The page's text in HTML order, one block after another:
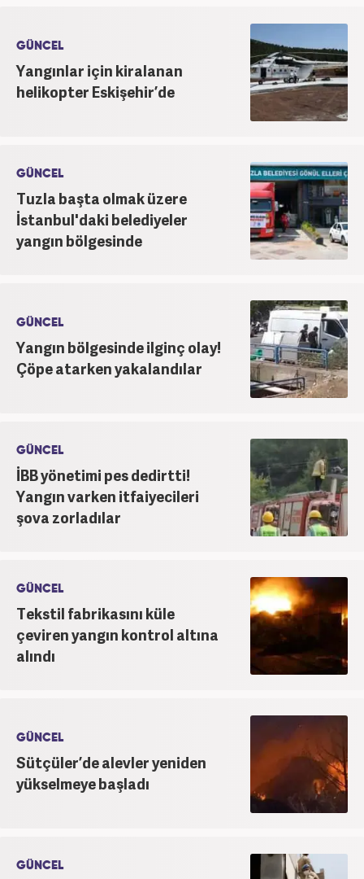
GÜNCEL
Yangınlar için kiralanan
helikopter Eskişehir’de
GÜNCEL
Tuzla başta olmak üzere
İstanbul'daki belediyeler
yangın bölgesinde
GÜNCEL
Yangın bölgesinde ilginç olay!
Çöpe atarken yakalandılar
GÜNCEL
İBB yönetimi pes dedirtti!
Yangın varken itfaiyecileri
şova zorladılar
GÜNCEL
Tekstil fabrikasını küle
çeviren yangın kontrol altına
alındı
GÜNCEL
Sütçüler’de alevler yeniden
yükselmeye başladı
GÜNCEL